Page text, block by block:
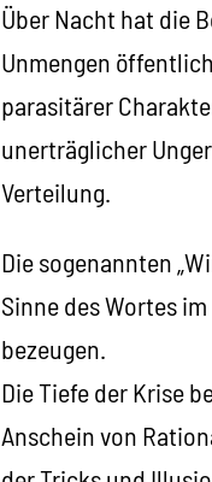
Über Nacht hat die
Unmengen
parasitärer
unerträglicher
Verteilung.
Die sogenannten
Sinne des Wortes
bezeugen.
Die Tiefe der Krise
Anschein von